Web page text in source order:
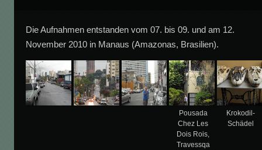
Die Aufnahmen entstanden vom 07. bis 09. und am 12.
November 2010 in Manaus (Amazonas, Brasilien).
Pousada
Chez Les
Dois Rois,
Travessqa
Krokodil-
Schädel